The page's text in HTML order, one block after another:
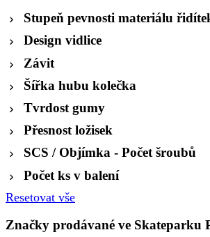
Stupeň pevnosti materiálu
Design vidlice
Závit
Šířka hubu kolečka
Tvrdost gumy
Přesnost ložisek
SCS / Objímka - Počet šroubů
Počet ks v balení
Resetovat vše
Značky prodávané ve Skateparku